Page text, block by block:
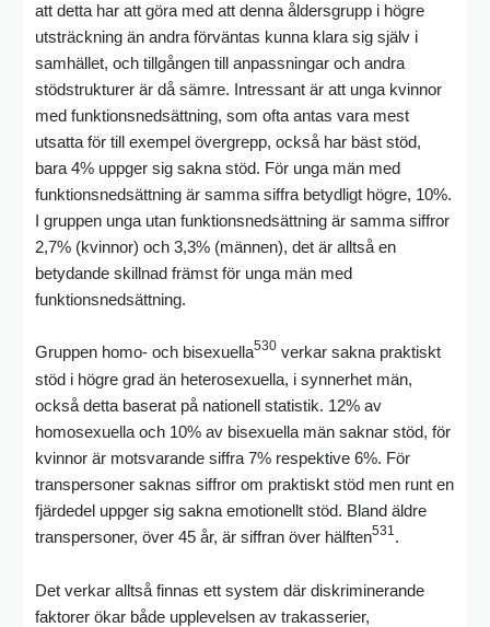
att detta har att göra med att denna åldersgrupp i högre
utsträckning än andra förväntas kunna klara sig själv i
samhället, och tillgången till anpassningar och andra
stödstrukturer är då sämre. Intressant är att unga kvinnor
med funktionsnedsättning, som ofta antas vara mest
utsatta för till exempel övergrepp, också har bäst stöd,
bara 4% uppger sig sakna stöd. För unga män med
funktionsnedsättning är samma siffra betydligt högre, 10%.
I gruppen unga utan funktionsnedsättning är samma siffror
2,7% (kvinnor) och 3,3% (männen), det är alltså en
betydande skillnad främst för unga män med
funktionsnedsättning.
Gruppen homo- och bisexuella530 verkar sakna praktiskt
stöd i högre grad än heterosexuella, i synnerhet män,
också detta baserat på nationell statistik. 12% av
homosexuella och 10% av bisexuella män saknar stöd, för
kvinnor är motsvarande siffra 7% respektive 6%. För
transpersoner saknas siffror om praktiskt stöd men runt en
fjärdedel uppger sig sakna emotionellt stöd. Bland äldre
transpersoner, över 45 år, är siffran över hälften531.
Det verkar alltså finnas ett system där diskriminerande
faktorer ökar både upplevelsen av trakasserier,